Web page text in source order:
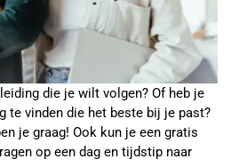
die je wilt volgen? Of heb je
te vinden die het beste bij je past?
je graag! Ook kun je een gratis
op een dag en tijdstip naar